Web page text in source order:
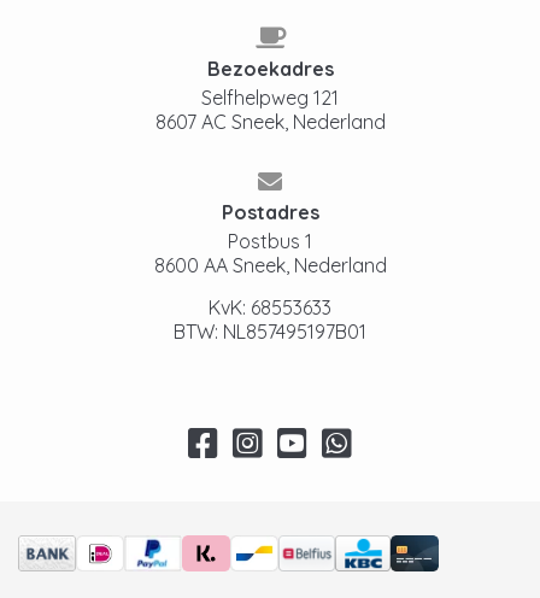
Bezoekadres
Selfhelpweg 121
8607 AC Sneek, Nederland
Postadres
Postbus 1
8600 AA Sneek, Nederland
KvK: 68553633
BTW: NL857495197B01